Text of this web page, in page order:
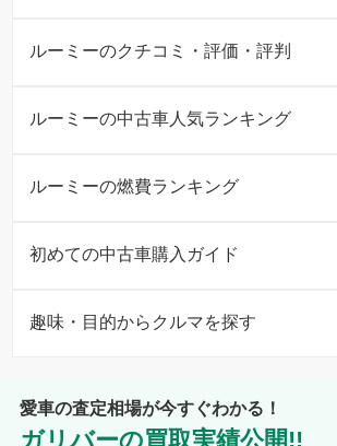
ルーミーのクチコミ・評価・評判
ルーミーの中古車人気ランキング
ルーミーの燃費ランキング
初めての中古車購入ガイド
趣味・目的からクルマを探す
愛車の査定相場が今すぐわかる！
ガリバーの買取実績公開!!